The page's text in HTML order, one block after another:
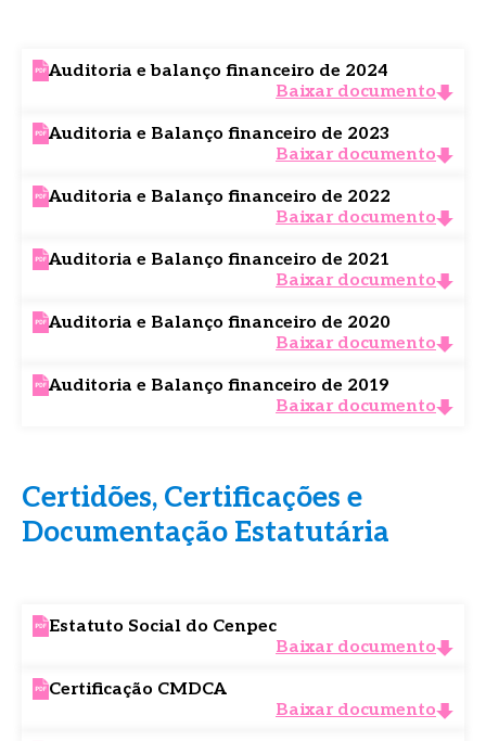
Auditoria e balanço financeiro de 2024
Baixar documento
Auditoria e Balanço financeiro de 2023
Baixar documento
Auditoria e Balanço financeiro de 2022
Baixar documento
Auditoria e Balanço financeiro de 2021
Baixar documento
Auditoria e Balanço financeiro de 2020
Baixar documento
Auditoria e Balanço financeiro de 2019
Baixar documento
Certidões, Certificações e
Documentação Estatutária
Estatuto Social do Cenpec
Baixar documento
Certificação CMDCA
Baixar documento